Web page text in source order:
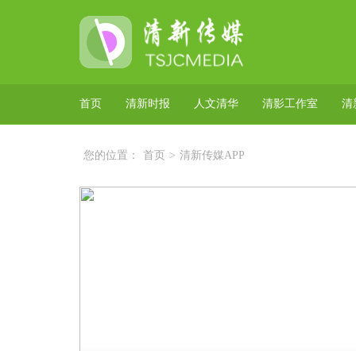
首页 清新时报 人文清华 清影工作室 清
您的位置： 首页 > 清新传媒APP